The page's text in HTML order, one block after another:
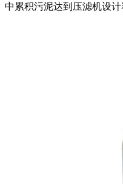
中累积污泥达到压滤机设计